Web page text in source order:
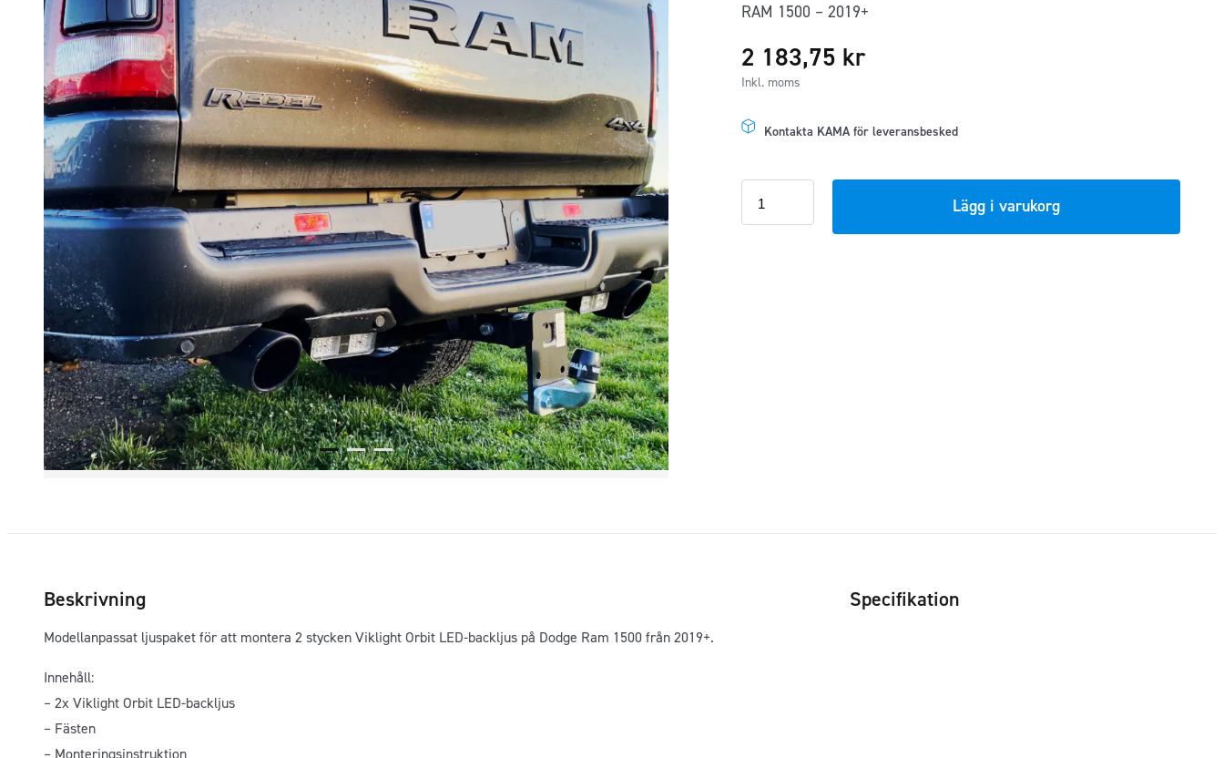
RAM 1500 – 2019+
2 183,75 kr
Inkl. moms
Kontakta KAMA för leveransbesked
Lägg i varukorg
Beskrivning
Modellanpassat ljuspaket för att montera 2 stycken Viklight Orbit LED-backljus på Dodge Ram 1500 från 2019+.
Innehåll:
– 2x Viklight Orbit LED-backljus
– Fästen
Specifikation